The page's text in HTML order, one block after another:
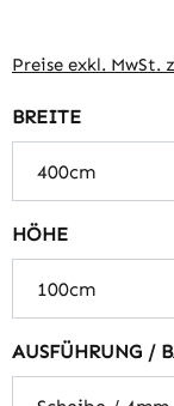
Preise exkl. MwSt.
BREITEauswählen
HÖHEauswählen
AUSFÜHRUNG /